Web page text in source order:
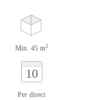
Min. 45 m2
10
Per direct